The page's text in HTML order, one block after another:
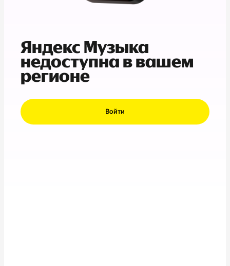
Яндекс Музыка
недоступна в вашем
регионе
Войти